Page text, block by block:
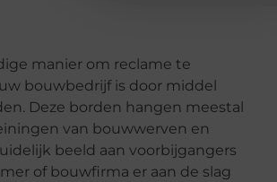
manier om reclame te
bouwbedrijf is door middel
Deze borden hangen meestal
van bouwwerven en
beeld aan voorbijgangers
of bouwfirma er aan de slag